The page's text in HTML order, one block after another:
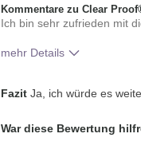
Kommentare zu Clear
Ich bin sehr zufrieden mit
mehr Details
mit dem Produkt
FazitJa, ich würde es
War diese Bewertung